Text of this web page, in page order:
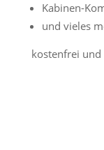
Kabinen-
und vieles
kostenfrei